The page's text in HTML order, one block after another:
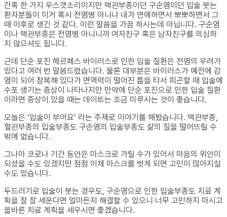
간혹 한 가지 우스갯소리이지만 맥관부종이던 구순염이던 입술 붓는
환자분들이 이거 혹시 전염병 아니냐 내가 연애하면서 뽀뽀하면서 그
때 이후로 생긴 것 같다. 이런 말씀을 가끔 하시는데 아닙니다. 구순염
이나 맥관부종은 전염병 아니니까 여자친구 혹은 남자친구를 의심하
지 않으셔도 됩니다.
근데 단순 포진 헤르페스 바이러스로 인한 입술 질환은 전염의 우려가
있다고 여러 번 말씀드렸습니다. 물론 대부분은 바이러스가 예전에 감
염이 되어 잠복해 있다가 면역력이 떨어진 틈을 타서 피곤할 때 입술에
수포 생기는 증상이 나타나지만 만약에 단순 포진으로 인한 입술 질환
이라면 증상이 있을 때는 데이트는 조금 미루시는 것이 좋습니다.
오늘은 ‘입술이 부어요’ 라는 주제로 이야기를 해봤습니다. 맥관부종,
혈관부종의 입술부종도 구순염의 입술부종도 삶의 질을 떨어뜨릴 수
밖에 없습니다.
그나마 코로나 기간 동안은 마스크로 가릴 수가 있어서 마음의 위안이
되셨을 수도 있겠지만 점점 이제 마스크를 벗게 되면 고민이 많아지실
수도 있습니다.
두드러기로 입술이 붓는 경우도, 구순염으로 인한 입술부종도 치료 계
획을 잘 잘 세운다면 얼마든지 해결할 수 있으니 너무 고민하지 마시고
올바른 치료 계획을 세우시면 좋겠습니다.